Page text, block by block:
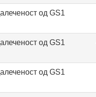
од GS1
од GS1
од GS1